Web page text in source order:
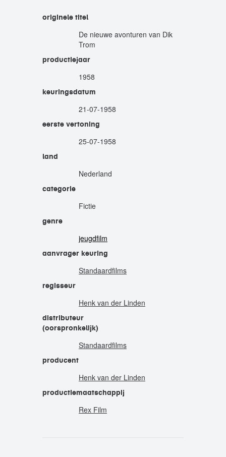
originele titel
De nieuwe avonturen van Dik
Trom
productiejaar
1958
keuringsdatum
21-07-1958
eerste vertoning
25-07-1958
land
Nederland
categorie
Fictie
genre
jeugdfilm
aanvrager keuring
Standaardfilms
regisseur
Henk van der Linden
distributeur
(oorspronkelijk)
Standaardfilms
producent
Henk van der Linden
productiemaatschappij
Rex Film